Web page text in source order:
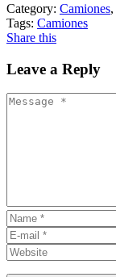
Category: Camiones,
Tags: Camiones
Share this
Leave a Reply